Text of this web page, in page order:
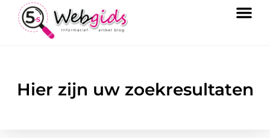
Hier zijn uw zoekresultaten